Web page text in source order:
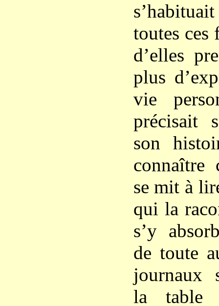
toutes ces
d’elles
plus
vie
précisait
son
connaître
se mit à
qui la
s’y
de toute
journaux
la table